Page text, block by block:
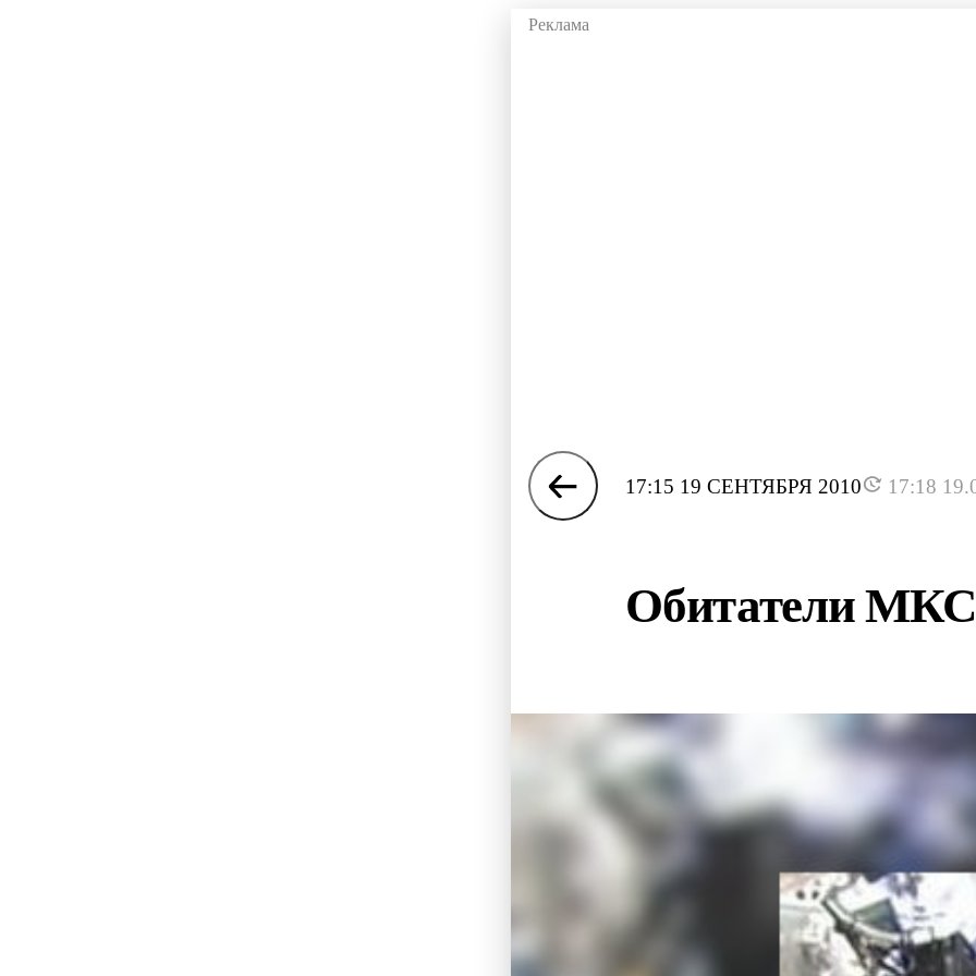
17:15 19 СЕНТЯБРЯ 2010 17:18
Обитатели МКС